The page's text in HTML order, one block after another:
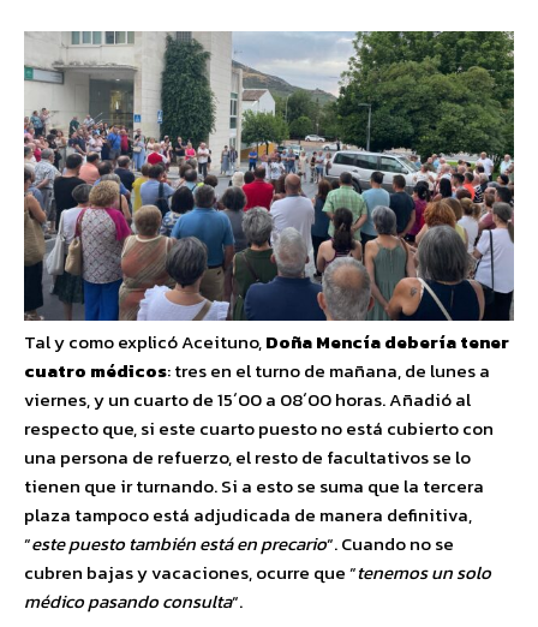
Tal y como explicó Aceituno,Doña Mencía debería tener
cuatro médicos: tres en el turno de mañana, de lunes a
viernes, y un cuarto de 15´00 a 08´00 horas. Añadió al
respecto que, si este cuarto puesto no está cubierto con
una persona de refuerzo, el resto de facultativos se lo
tienen que ir turnando. Si a esto se suma que la tercera
plaza tampoco está adjudicada de manera definitiva,
“este puesto también está en precario“. Cuando no se
cubren bajas y vacaciones, ocurre que “tenemos un solo
médico pasando consulta“.